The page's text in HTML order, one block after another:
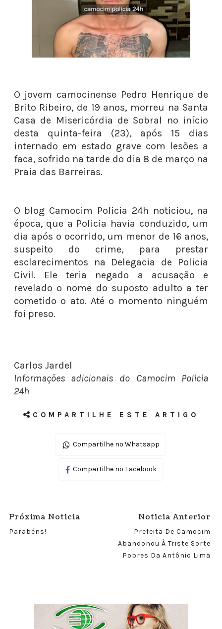
O jovem camocinense Pedro Henrique de
Brito Ribeiro, de 19 anos, morreu na Santa
Casa de Misericórdia de Sobral no início
desta quinta-feira (23), após 15 dias
internado em estado grave com lesões a
faca, sofrido na tarde do dia 8 de março na
Praia das Barreiras.
O blog Camocim Policia 24h noticiou, na
época, que a Policia havia conduzido, um
dia após o ocorrido, um menor de 16 anos,
suspeito do crime, para prestar
esclarecimentos na Delegacia de Policia
Civil. Ele teria negado a acusação e
revelado o nome do suposto adulto a ter
cometido o ato. Até o momento ninguém
foi preso.
Carlos Jardel
Informações adicionais do Camocim Policia
24h
COMPARTILHE ESTE ARTIGO
Compartilhe no Whatsapp
Compartilhe no Facebook
Próxima Noticia
Parabéns!
Noticia Anterior
Prefeita De Camocim
Abandonou À Triste Sorte
Pobres Da Antônio Lima